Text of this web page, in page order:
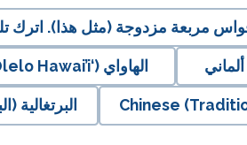
مربعة مزدوجة (مثل هذا). اترك
ألماني الهاواي (‘Ōlelo Hawai’i)
Chinese البرتغالية